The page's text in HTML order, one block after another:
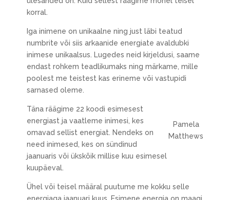
korral.
Iga inimene on unikaalne ning just läbi teatud
numbrite või siis arkaanide energiate avaldubki
inimese unikaalsus. Lugedes neid kirjeldusi, saame
endast rohkem teadlikumaks ning märkame, mille
poolest me teistest kas erineme või vastupidi
sarnased oleme.
Pamela
Matthews
Täna räägime 22 koodi esimesest
energiast ja vaatleme inimesi, kes
omavad sellist energiat. Nendeks on
need inimesed, kes on sündinud
jaanuaris või ükskõik millise kuu esimesel
kuupäeval.
Ühel või teisel määral puutume me kokku selle